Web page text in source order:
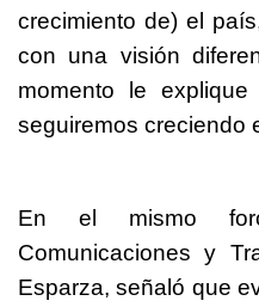
crecimiento de) el
con una visión
momento le
seguiremos creciendo
En el mismo
Comunicaciones y
Esparza, señaló que